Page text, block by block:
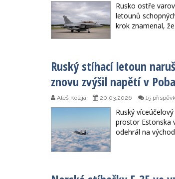
Rusko ostře
letounů
krok znamenal,
Ruský stíhací letoun
znovu zvýšil napětí v
Aleš Kolaja 20.03.2026 15
Ruský
prostor Estonska
odehrál na